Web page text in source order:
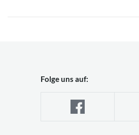
Folge uns auf: